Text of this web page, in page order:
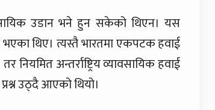
उडान भने हुन सकेको थिएन। यस
भएका थिए। त्यस्तै भारतमा एकपटक हवाई
अन्तर्राष्ट्रिय व्यावसायिक हवाई
उठ्दै आएको थियो।